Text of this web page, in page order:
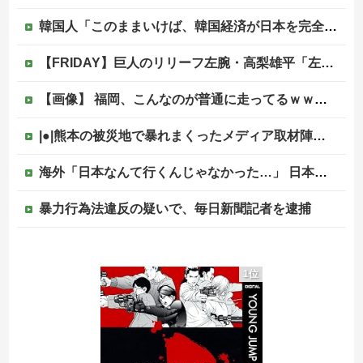
韓国人「このままいけば、韓国経済が日本を完全に圧倒することになるのは既定路線ですよね・・・？」
【FRIDAY】巨人のリリーフ左腕・高梨雄平「左手薬指に指輪」でお泊まり不倫愛他
【画像】 福岡、こんなのが普通に走ってるｗｗｗｗｗｗｗｗｗｗｗｗｗｗｗｗｗｗｗｗｗｗｗｗｗｗｗｗｗｗｗｗｗｗｗｗｗｗｗｗ
|●|熊本の被災地で暴れまくったメディア取材陣、堪忍袋の緒が切れた地元住民が苦情を寄せまくった結果……
海外「日本なんて行くんじゃなかった…」 日本を知ってしまったディズニー信者、帰国後『本家』に失望する事態に
暴力行為法違反の疑いで、毎日新聞記者を逮捕
【画像】最新のライザ、まだイケるｗｗｗｗｗ
中国政府、強烈な不満を表明「泥棒が『泥棒を捕まえろ』と叫ぶようなやり口で中国を貶めている」と強く非難！
【移民政策反対】イオンの売り場で唐揚げを食う中国人の子供
1位